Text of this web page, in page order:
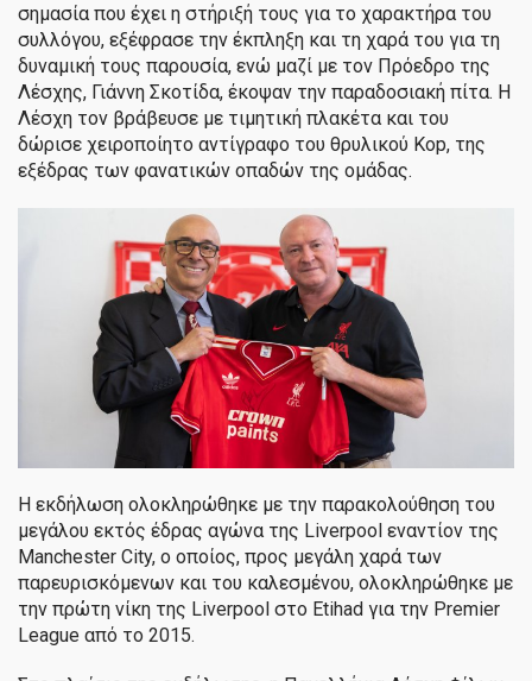
σημασία που έχει η στήριξή τους για το χαρακτήρα του
συλλόγου, εξέφρασε την έκπληξη και τη χαρά του για τη
δυναμική τους παρουσία, ενώ μαζί με τον Πρόεδρο της
Λέσχης, Γιάννη Σκοτίδα, έκοψαν την παραδοσιακή πίτα. Η
Λέσχη τον βράβευσε με τιμητική πλακέτα και του
δώρισε χειροποίητο αντίγραφο του θρυλικού Kop, της
εξέδρας των φανατικών οπαδών της ομάδας.
Η εκδήλωση ολοκληρώθηκε με την παρακολούθηση του
μεγάλου εκτός έδρας αγώνα της Liverpool εναντίον της
Manchester City, ο οποίος, προς μεγάλη χαρά των
παρευρισκόμενων και του καλεσμένου, ολοκληρώθηκε με
την πρώτη νίκη της Liverpool στο Etihad για την Premier
League από το 2015.